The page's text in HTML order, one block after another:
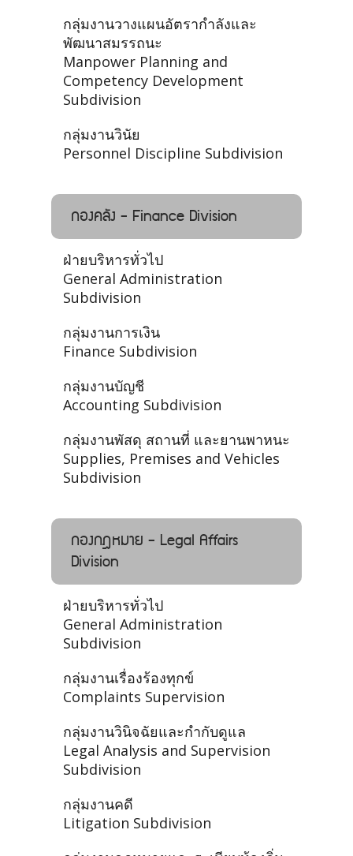
กลุ่มงานวางแผนอัตรากำลังและ
พัฒนาสมรรถนะ
Manpower Planning and
Competency Development
Subdivision
กลุ่มงานวินัย
Personnel Discipline Subdivision
กองคลัง - Finance Division
ฝ่ายบริหารทั่วไป
General Administration
Subdivision
กลุ่มงานการเงิน
Finance Subdivision
กลุ่มงานบัญชี
Accounting Subdivision
กลุ่มงานพัสดุ สถานที่ และยานพาหนะ
Supplies, Premises and Vehicles
Subdivision
กองกฎหมาย - Legal Affairs
Division
ฝ่ายบริหารทั่วไป
General Administration
Subdivision
กลุ่มงานเรื่องร้องทุกข์
Complaints Supervision
กลุ่มงานวินิจฉัยและกำกับดูแล
Legal Analysis and Supervision
Subdivision
กลุ่มงานคดี
Litigation Subdivision